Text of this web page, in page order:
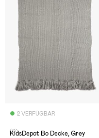
2 VERFÜGBAR
(0)
KidsDepot Bo Decke, Grey